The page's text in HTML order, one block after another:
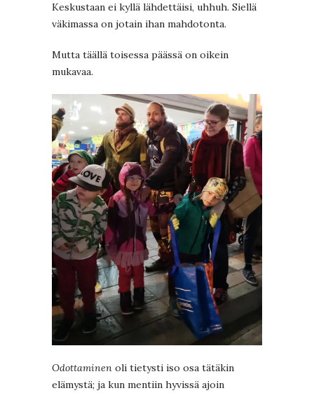
Keskustaan ei kyllä lähdettäisi, uhhuh. Siellä
väkimassa on jotain ihan mahdotonta.
Mutta täällä toisessa päässä on oikein
mukavaa.
Odottaminen oli tietysti iso osa tätäkin
elämystä; ja kun mentiin hyvissä ajoin